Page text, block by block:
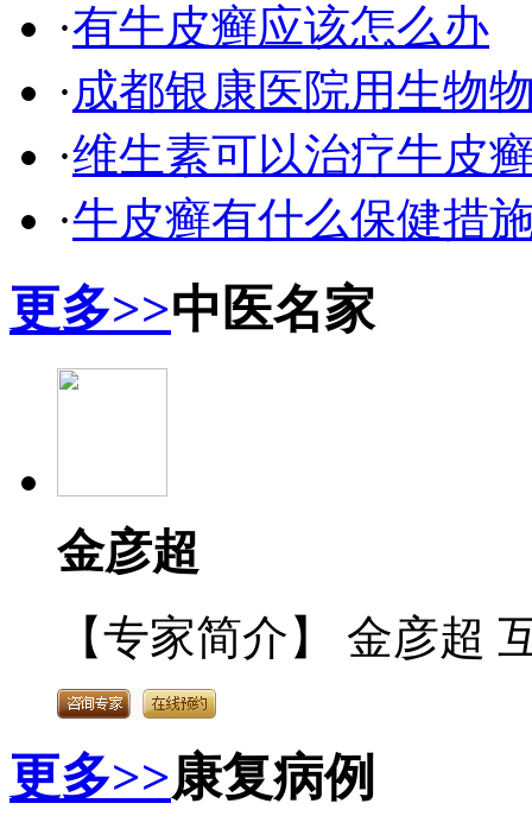
·有牛皮癣应该怎么办
·成都银康医院用生物
·维生素可以治疗牛皮
·牛皮癣有什么保健措
更多>>中医名家
金彦超
【专家简介】 金彦超
更多>>康复病例